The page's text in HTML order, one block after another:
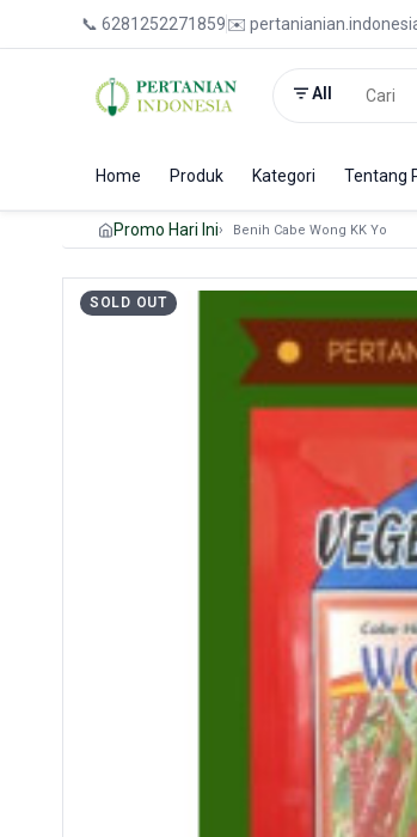
📞 6281252271859✉️
All
Home Produk Kategori Tentang
Promo Hari Ini Benih Cabe Wong KK Yo
SOLD OUT